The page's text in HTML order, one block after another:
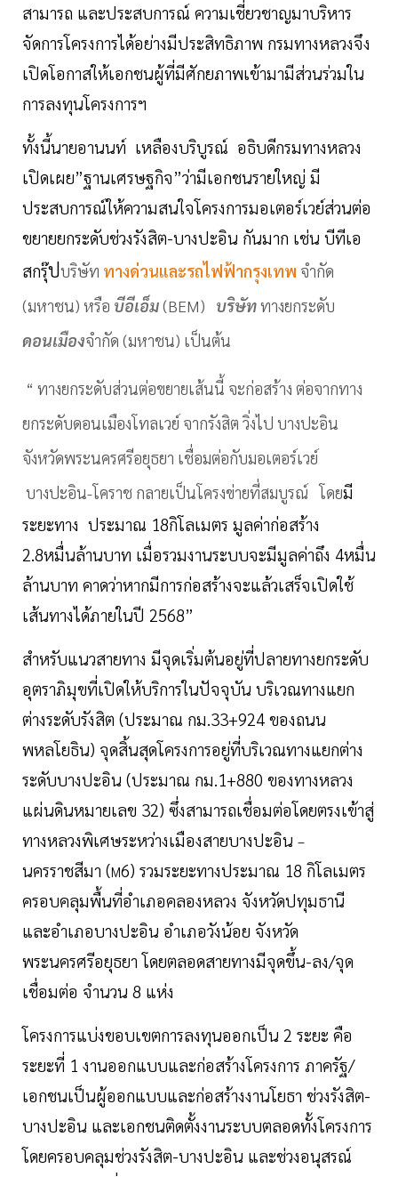
สามารถ และประสบการณ์ ความเชี่ยวชาญมาบริหาร
จัดการโครงการได้อย่างมีประสิทธิภาพ กรมทางหลวงจึง
เปิดโอกาสให้เอกชนผู้ที่มีศักยภาพเข้ามามีส่วนร่วมใน
การลงทุนโครงการฯ
ทั้งนี้นายอานนท์ เหลืองบริบูรณ์ อธิบดีกรมทางหลวง
เปิดเผย”ฐานเศรษฐกิจ”ว่ามีเอกชนรายใหญ่ มี
ประสบการณ์ให้ความสนใจโครงการมอเตอร์เวย์ส่วนต่อ
ขยายยกระดับช่วงรังสิต-บางปะอิน กันมาก เช่น บีทีเอ
สกรุ๊ปบริษัท ทางด่วนและรถไฟฟ้ากรุงเทพ จำกัด
(มหาชน) หรือ บีอีเอ็ม(BEM) บริษัททางยกระดับ
ดอนเมืองจำกัด (มหาชน) เป็นต้น
“ ทางยกระดับส่วนต่อขยายเส้นนี้ จะก่อสร้าง ต่อจากทาง
ยกระดับดอนเมืองโทลเวย์ จากรังสิต วิ่งไป บางปะอิน
จังหวัดพระนครศรีอยุธยา เชื่อมต่อกับมอเตอร์เวย์
บางปะอิน-โคราช กลายเป็นโครงข่ายที่สมบูรณ์ โดยมี
ระยะทาง ประมาณ 18กิโลเมตร มูลค่าก่อสร้าง
2.8หมื่นล้านบาท เมื่อรวมงานระบบจะมีมูลค่าถึง 4หมื่น
ล้านบาท คาดว่าหากมีการก่อสร้างจะแล้วเสร็จเปิดใช้
เส้นทางได้ภายในปี 2568”
สำหรับแนวสายทาง มีจุดเริ่มต้นอยู่ที่ปลายทางยกระดับ
อุตราภิมุขที่เปิดให้บริการในปัจจุบัน บริเวณทางแยก
ต่างระดับรังสิต (ประมาณ กม.33+924 ของถนน
พหลโยธิน) จุดสิ้นสุดโครงการอยู่ที่บริเวณทางแยกต่าง
ระดับบางปะอิน (ประมาณ กม.1+880 ของทางหลวง
แผ่นดินหมายเลข 32) ซึ่งสามารถเชื่อมต่อโดยตรงเข้าสู่
ทางหลวงพิเศษระหว่างเมืองสายบางปะอิน –
นครราชสีมา (M6) รวมระยะทางประมาณ 18 กิโลเมตร
ครอบคลุมพื้นที่อำเภอคลองหลวง จังหวัดปทุมธานี
และอำเภอบางปะอิน อำเภอวังน้อย จังหวัด
พระนครศรีอยุธยา โดยตลอดสายทางมีจุดขึ้น-ลง/จุด
เชื่อมต่อ จำนวน 8 แห่ง
โครงการแบ่งขอบเขตการลงทุนออกเป็น 2 ระยะ คือ
ระยะที่ 1 งานออกแบบและก่อสร้างโครงการ ภาครัฐ/
เอกชนเป็นผู้ออกแบบและก่อสร้างงานโยธา ช่วงรังสิต-
บางปะอิน และเอกชนติดตั้งงานระบบตลอดทั้งโครงการ
โดยครอบคลุมช่วงรังสิต-บางปะอิน และช่วงอนุสรณ์